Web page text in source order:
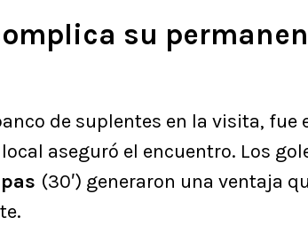
su
de suplentes en la visita, fue
aseguró el encuentro. Los
(30′) generaron una ventaja